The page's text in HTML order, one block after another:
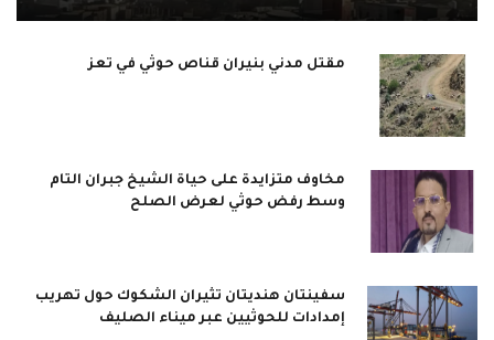
مقتل مدني بنيران قناص حوثي في تعز
مخاوف متزايدة على حياة الشيخ جبران التام
وسط رفض حوثي لعرض الصلح
سفينتان هنديتان تثيران الشكوك حول تهريب
إمدادات للحوثيين عبر ميناء الصليف